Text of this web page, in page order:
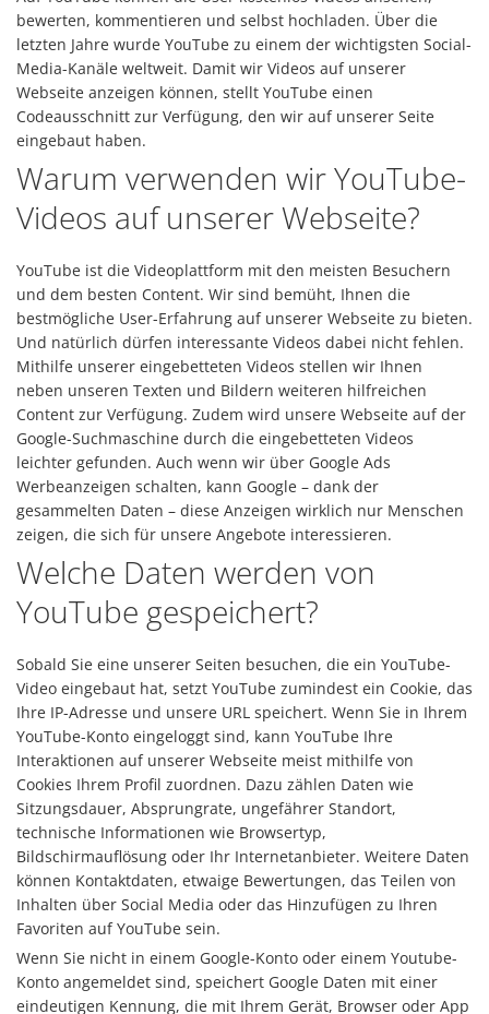
bewerten, kommentieren und selbst hochladen. Über die
letzten Jahre wurde YouTube zu einem der wichtigsten Social-
Media-Kanäle weltweit. Damit wir Videos auf unserer
Webseite anzeigen können, stellt YouTube einen
Codeausschnitt zur Verfügung, den wir auf unserer Seite
eingebaut haben.
Warum verwenden wir YouTube-
Videos auf unserer Webseite?
YouTube ist die Videoplattform mit den meisten Besuchern
und dem besten Content. Wir sind bemüht, Ihnen die
bestmögliche User-Erfahrung auf unserer Webseite zu bieten.
Und natürlich dürfen interessante Videos dabei nicht fehlen.
Mithilfe unserer eingebetteten Videos stellen wir Ihnen
neben unseren Texten und Bildern weiteren hilfreichen
Content zur Verfügung. Zudem wird unsere Webseite auf der
Google-Suchmaschine durch die eingebetteten Videos
leichter gefunden. Auch wenn wir über Google Ads
Werbeanzeigen schalten, kann Google – dank der
gesammelten Daten – diese Anzeigen wirklich nur Menschen
zeigen, die sich für unsere Angebote interessieren.
Welche Daten werden von
YouTube gespeichert?
Sobald Sie eine unserer Seiten besuchen, die ein YouTube-
Video eingebaut hat, setzt YouTube zumindest ein Cookie, das
Ihre IP-Adresse und unsere URL speichert. Wenn Sie in Ihrem
YouTube-Konto eingeloggt sind, kann YouTube Ihre
Interaktionen auf unserer Webseite meist mithilfe von
Cookies Ihrem Profil zuordnen. Dazu zählen Daten wie
Sitzungsdauer, Absprungrate, ungefährer Standort,
technische Informationen wie Browsertyp,
Bildschirmauflösung oder Ihr Internetanbieter. Weitere Daten
können Kontaktdaten, etwaige Bewertungen, das Teilen von
Inhalten über Social Media oder das Hinzufügen zu Ihren
Favoriten auf YouTube sein.
Wenn Sie nicht in einem Google-Konto oder einem Youtube-
Konto angemeldet sind, speichert Google Daten mit einer
eindeutigen Kennung, die mit Ihrem Gerät, Browser oder App